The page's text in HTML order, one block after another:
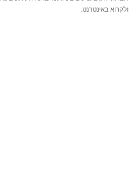
ולקרוא באינטרנט.